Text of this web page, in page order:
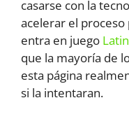
casarse con la
acelerar el proceso
entra en juego
que la mayoría de
esta página
si la intentaran.